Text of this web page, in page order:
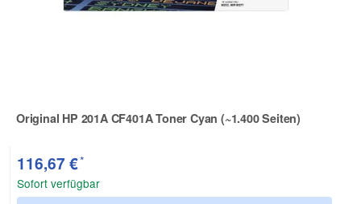
Original HP 201A CF401A Toner Cyan (~1.400 Seiten)
Zur Artikelbewertung
116,67 €*
Sofort verfügbar